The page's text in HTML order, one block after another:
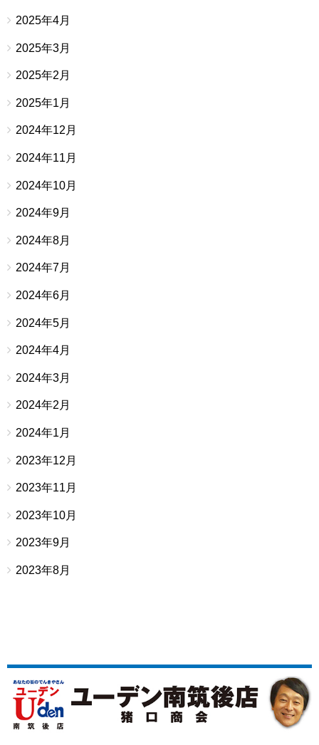
2025年4月
2025年3月
2025年2月
2025年1月
2024年12月
2024年11月
2024年10月
2024年9月
2024年8月
2024年7月
2024年6月
2024年5月
2024年4月
2024年3月
2024年2月
2024年1月
2023年12月
2023年11月
2023年10月
2023年9月
2023年8月